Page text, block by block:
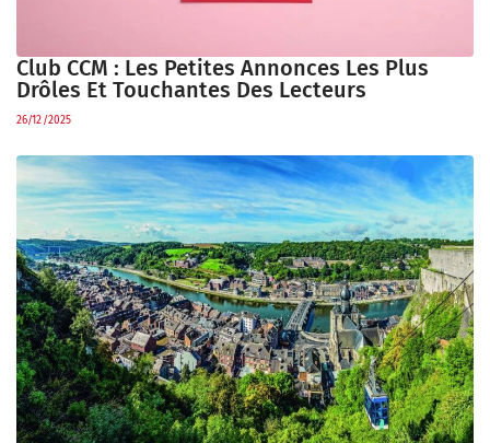
Club CCM : Les Petites Annonces Les Plus
Drôles Et Touchantes Des Lecteurs
26/12/2025